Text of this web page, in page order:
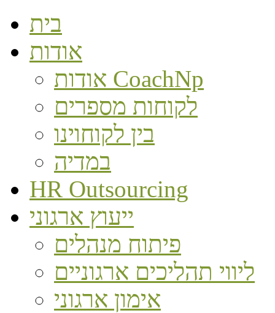
בית
אודות
אודות CoachNp
לקוחות מספרים
בין לקוחוינו
במדיה
HR Outsourcing
ייעוץ ארגוני
פיתוח מנהלים
ליווי תהליכים ארגוניים
אימון ארגוני